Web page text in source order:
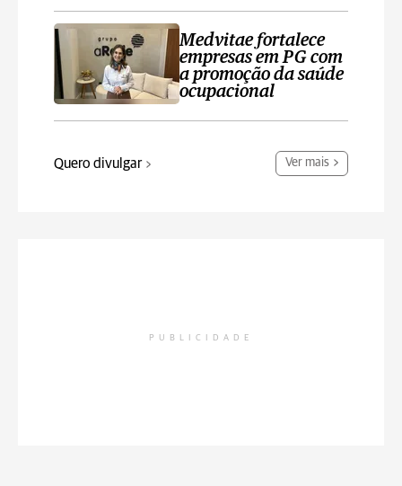
Medvitae fortalece
empresas em PG com
a promoção da saúde
ocupacional
Quero divulgar Ver mais
PUBLICIDADE